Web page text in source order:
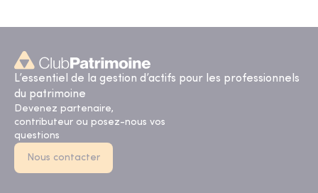
L’essentiel de la gestion d’actifs pour les professionnels
du patrimoine
Devenez partenaire,
contributeur ou posez-nous vos
questions
Nous contacter